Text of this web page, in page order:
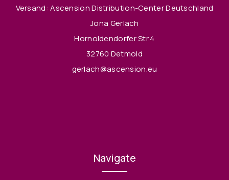
Versand: Ascension Distribution-Center Deutschland
Jona Gerlach
Hornoldendorfer Str.4
32760 Detmold
gerlach@ascension.eu
Navigate